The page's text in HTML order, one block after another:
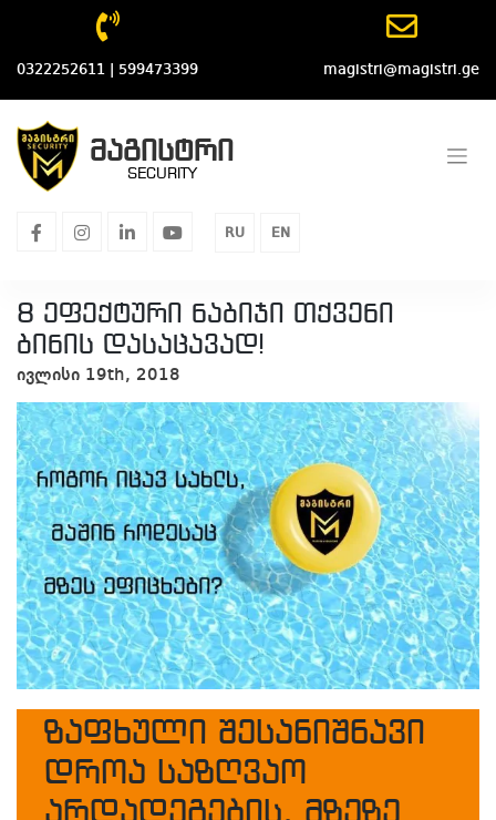
content
0322252611 | 599473399 magistri@magistri.ge
მაგისტრი
SECURITY
facebookinstagram
linkedinyoutube
RU EN
8 ეფექტური ნაბიჯი თქვენი
ბინის დასაცავად!
ივლისი 19th, 2018
ზაფხული შესანიშნავი
დროა საზღვაო